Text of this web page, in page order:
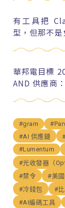
有工具把
型，但那不
華邦電目標
AND 供應商
#gram
#AI 供應鏈
#Lumentum
#光收發器（
#禁令
#美國
#冷錢包
#
#AI編碼工具